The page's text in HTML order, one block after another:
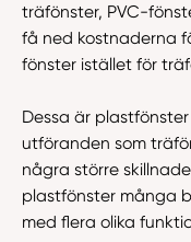
träfönster, PVC-
få ned kostnaderna
fönster istället för
Dessa är
utföranden som
några större
plastfönster många
med flera olika